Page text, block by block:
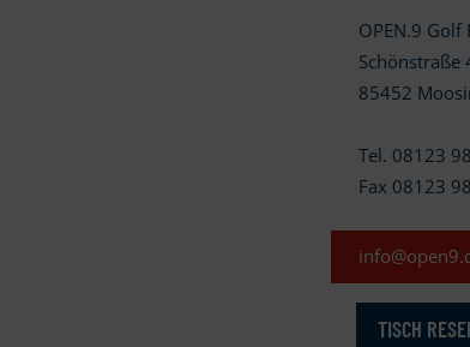
OPEN.9 Golf
Schönstraße
85452
Tel. 08123
Fax 08123
TISCH